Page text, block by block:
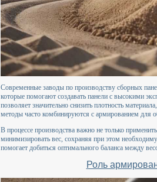
Современные заводы по производству сборных
которые помогают создавать панели с высокими
позволяет значительно снизить плотность
методы часто комбинируются с армированием для
В процессе производства важно не только
минимизировать вес, сохраняя при этом
помогает добиться оптимального баланса между
Роль